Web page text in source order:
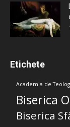
Etichete
Academia de
Biserica
Biserica